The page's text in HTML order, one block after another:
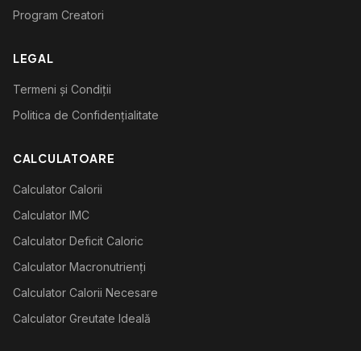
Program Creatori
LEGAL
Termeni și Condiții
Politica de Confidențialitate
CALCULATOARE
Calculator Calorii
Calculator IMC
Calculator Deficit Caloric
Calculator Macronutrienți
Calculator Calorii Necesare
Calculator Greutate Ideală